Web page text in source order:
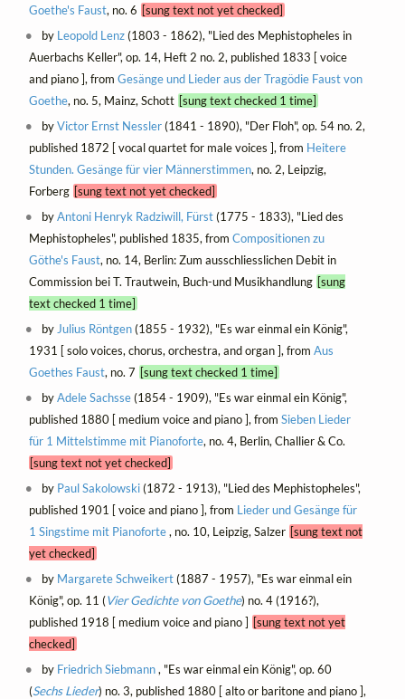
Goethe's Faust, no. 6 [sung text not yet checked]
by Leopold Lenz(1803 - 1862), "Lied des Mephistopheles in
Auerbachs Keller", op. 14, Heft 2 no. 2, published 1833 [ voice
and piano ], from Gesänge und Lieder aus der Tragödie Faust von
Goethe, no. 5, Mainz, Schott [sung text checked 1 time]
byVictor Ernst Nessler(1841 - 1890), "Der Floh", op. 54 no. 2,
published 1872 [ vocal quartet for male voices ], from Heitere
Stunden. Gesänge für vier Männerstimmen, no. 2, Leipzig,
Forberg [sung text not yet checked]
byAntoni Henryk Radziwill, Fürst(1775 - 1833), "Lied des
Mephistopheles", published 1835, from Compositionen zu
Göthe's Faust, no. 14, Berlin: Zum ausschliesslichen Debit in
Commission bei T. Trautwein, Buch-und Musikhandlung [sung
text checked 1 time]
by Julius Röntgen(1855 - 1932), "Es war einmal ein König",
1931 [ solo voices, chorus, orchestra, and organ ], from Aus
Goethes Faust, no. 7 [sung text checked 1 time]
byAdele Sachsse(1854 - 1909), "Es war einmal ein König",
published 1880 [ medium voice and piano ], from Sieben Lieder
für 1 Mittelstimme mit Pianoforte, no. 4, Berlin, Challier & Co.
[sung text not yet checked]
by Paul Sakolowski(1872 - 1913), "Lied des Mephistopheles",
published 1901 [ voice and piano ], from Lieder und Gesänge für
1 Singstime mit Pianoforte, no. 10, Leipzig, Salzer [sung text not
yet checked]
by Margarete Schweikert(1887 - 1957), "Es war einmal ein
König", op. 11 (Vier Gedichte von Goethe) no. 4 (1916?),
published 1918 [ medium voice and piano ] [sung text not yet
checked]
by Friedrich Siebmann, "Es war einmal ein König", op. 60
(Sechs Lieder) no. 3, published 1880 [ alto or baritone and piano ],